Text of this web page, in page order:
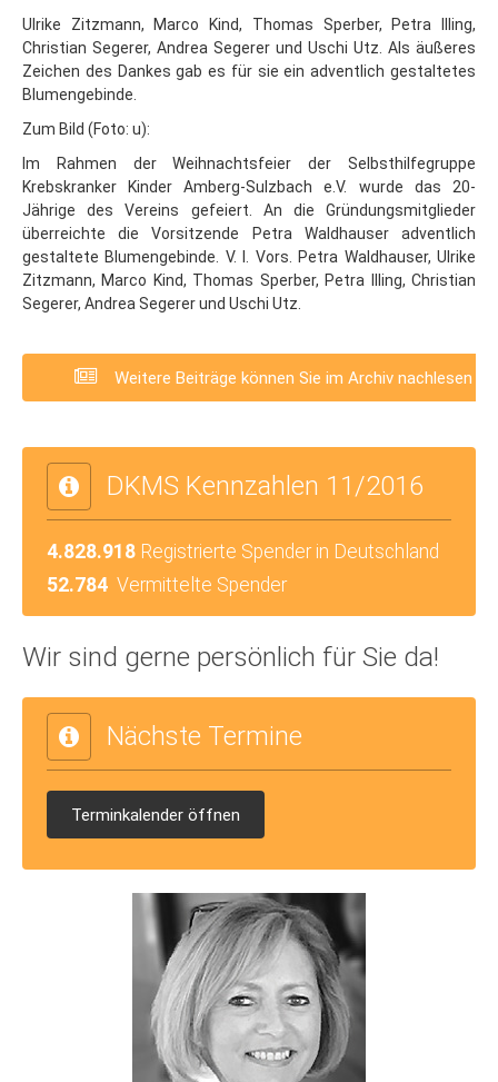
Ulrike Zitzmann, Marco Kind, Thomas Sperber, Petra Illing,
Christian Segerer, Andrea Segerer und Uschi Utz. Als äußeres
Zeichen des Dankes gab es für sie ein adventlich gestaltetes
Blumengebinde.
Zum Bild (Foto: u):
Im Rahmen der Weihnachtsfeier der Selbsthilfegruppe
Krebskranker Kinder Amberg-Sulzbach e.V. wurde das 20-
Jährige des Vereins gefeiert. An die Gründungsmitglieder
überreichte die Vorsitzende Petra Waldhauser adventlich
gestaltete Blumengebinde. V. l. Vors. Petra Waldhauser, Ulrike
Zitzmann, Marco Kind, Thomas Sperber, Petra Illing, Christian
Segerer, Andrea Segerer und Uschi Utz.
Weitere Beiträge können Sie im Archiv nachlesen
DKMS Kennzahlen 11/2016
4.828.918 Registrierte Spender in Deutschland
52.784 Vermittelte Spender
Wir sind gerne persönlich für Sie da!
Nächste Termine
Terminkalender öffnen